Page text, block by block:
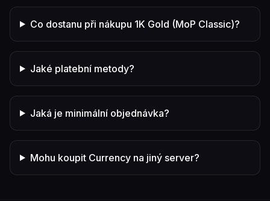
Co dostanu při nákupu 1K Gold (MoP Classic)?
Jaké platební metody?
Jaká je minimální objednávka?
Mohu koupit Currency na jiný server?